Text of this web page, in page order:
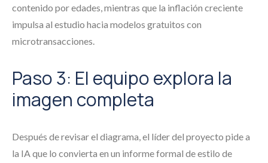
contenido por edades, mientras que la inflación creciente
impulsa al estudio hacia modelos gratuitos con
microtransacciones.
Paso 3: El equipo explora la
imagen completa
Después de revisar el diagrama, el líder del proyecto pide a
la IA que lo convierta en un informe formal de estilo de